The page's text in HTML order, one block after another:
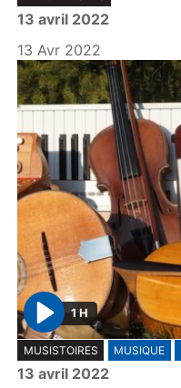
a
y
13 avril 2022
13 Avr 2022
P
l
a
1 H
MUSISTOIRES MUSIQUE
13 avril 2022